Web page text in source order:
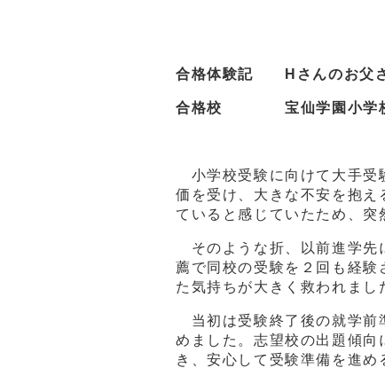
合格体験記 Hさんのお父さ
合格校 宝仙学園小学校
小学校受験に向けて大手受
価を受け、大きな不安を抱
ていると感じていたため、突
そのような折、以前進学先
薦で同校の受験を２回も経
た気持ちが大きく救われまし
当初は受験終了後の就学前
めました。志望校の出題傾
き、安心して受験準備を進め